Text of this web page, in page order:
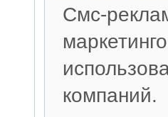
Смс-
компаний.